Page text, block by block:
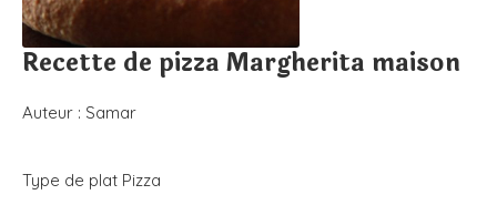
Recette de pizza Margherita maison
Auteur : Samar
Type de plat Pizza